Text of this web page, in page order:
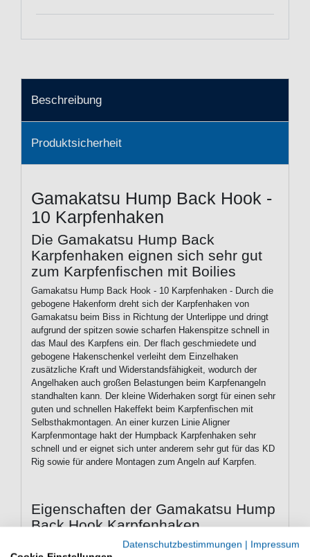
Beschreibung
Produktsicherheit
Gamakatsu Hump Back Hook -
10 Karpfenhaken
Die Gamakatsu Hump Back
Karpfenhaken eignen sich sehr gut
zum Karpfenfischen mit Boilies
Gamakatsu Hump Back Hook - 10 Karpfenhaken - Durch die
gebogene Hakenform dreht sich der Karpfenhaken von
Gamakatsu beim Biss in Richtung der Unterlippe und dringt
aufgrund der spitzen sowie scharfen Hakenspitze schnell in
das Maul des Karpfens ein. Der flach geschmiedete und
gebogene Hakenschenkel verleiht dem Einzelhaken
zusätzliche Kraft und Widerstandsfähigkeit, wodurch der
Angelhaken auch großen Belastungen beim Karpfenangeln
standhalten kann. Der kleine Widerhaken sorgt für einen sehr
guten und schnellen Hakeffekt beim Karpfenfischen mit
Selbsthakmontagen. An einer kurzen Linie Aligner
Karpfenmontage hakt der Humpback Karpfenhaken sehr
schnell und er eignet sich unter anderem sehr gut für das KD
Rig sowie für andere Montagen zum Angeln auf Karpfen.
Eigenschaften der Gamakatsu Hump
Back Hook Karpfenhaken
Karpfenhaken zum Karpfenangeln
Datenschutzbestimmungen | Impressum